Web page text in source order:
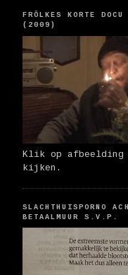
FRÖLKES KORTE
(2009)
Klik op afbeelding
kijken.
SLACHTHUISPORNO
BETAALMUUR S.V.P.